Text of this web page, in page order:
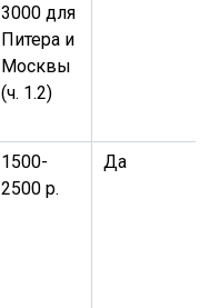
3000 для
Питера и
Москвы
(ч. 1.2)
1500-
2500 р.
Да